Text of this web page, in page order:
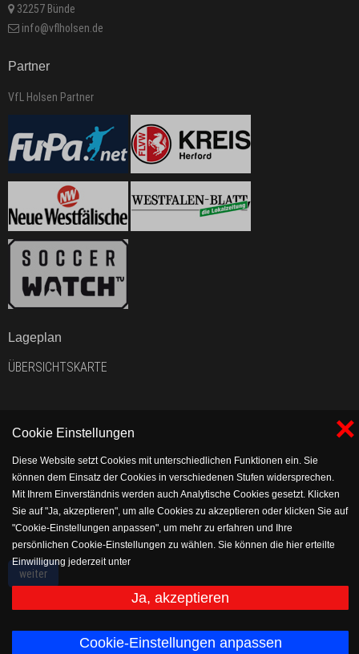
×
Cookie Einstellungen
Diese Website setzt Cookies mit unterschiedlichen Funktionen ein. Sie
können dem Einsatz der Cookies in verschiedenen Stufen widersprechen.
Mit Ihrem Einverständnis werden auch Analytische Cookies gesetzt. Klicken
Sie auf "Ja, akzeptieren", um alle Cookies zu akzeptieren oder klicken Sie auf
"Cookie-Einstellungen anpassen", um mehr zu erfahren und Ihre
persönlichen Cookie-Einstellungen zu wählen. Sie können die hier erteilte
Einwilligung jederzeit unter
https://www.vflholsen.com/verein/impressum/datenschutz widerrufen bzw.
Ja, akzeptieren
Cookie-Einstellungen anpassen
32257 Bünde
info@vflholsen.de
Partner
VfL Holsen Partner
Lageplan
ÜBERSICHTSKARTE
weiter